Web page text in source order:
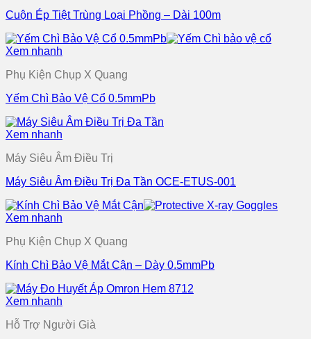
Cuộn Ép Tiệt Trùng Loại Phồng – Dài 100m
Xem nhanh
Phụ Kiện Chụp X Quang
Yếm Chì Bảo Vệ Cổ 0.5mmPb
Xem nhanh
Máy Siêu Âm Điều Trị
Máy Siêu Âm Điều Trị Đa Tần OCE-ETUS-001
Xem nhanh
Phụ Kiện Chụp X Quang
Kính Chì Bảo Vệ Mắt Cận – Dày 0.5mmPb
Xem nhanh
Hỗ Trợ Người Già